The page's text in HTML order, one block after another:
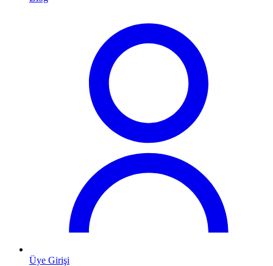
Üye Girişi